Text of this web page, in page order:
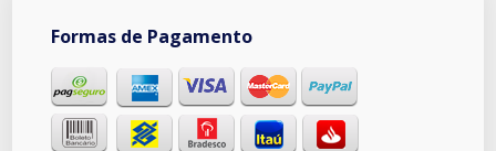
Formas de Pagamento